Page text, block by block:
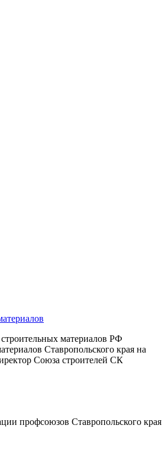
материалов РФ
Ставропольского края на
Союза строителей СК
профсоюзов Ставропольского края